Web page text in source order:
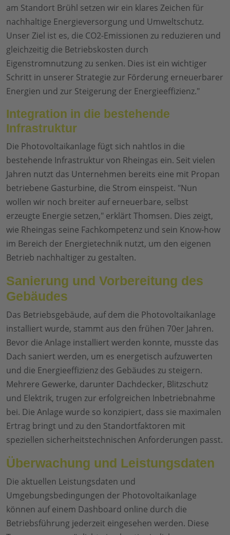
am Standort Brühl setzen wir ein klares Zeichen für
nachhaltige Energieversorgung und Umweltschutz.
Unser Ziel ist es, die CO2-Emissionen zu reduzieren und
gleichzeitig die Betriebskosten durch
Eigenstromnutzung zu senken. Dies ist ein wichtiger
Schritt in unserer Strategie zur Förderung erneuerbarer
Energien und zur Steigerung der Energieeffizienz."
Integration in die bestehende
Infrastruktur
Die Photovoltaikanlage fügt sich nahtlos in die
bestehende Infrastruktur von Rheingas ein. Seit vielen
Jahren nutzt das Unternehmen bereits eine mit Propan
betriebene Gasturbine, die Strom einspeist. "Nun
wollen wir noch breiter auf erneuerbare, selbst
erzeugte Energie setzen," erklärt Thomsen. Dies zeigt,
wie Rheingas seine Fachkompetenz und sein Know-how
im Bereich der Energietechnik nutzt, um den eigenen
Betrieb nachhaltiger zu gestalten.
Sanierung und Vorbereitung des
Gebäudes
Das Betriebsgebäude, auf dem die Photovoltaikanlage
installiert wurde, stammt aus den frühen 70er Jahren.
Bevor die Anlage installiert werden konnte, musste das
Dach saniert werden, um es energetisch aufzuwerten
und die Energieeffizienz des Gebäudes zu steigern.
Mehrere Gewerke, darunter Dachdecker, Blitzschutz
und Elektrik, trugen zur erfolgreichen Inbetriebnahme
bei. Die Anlage wurde so konzipiert, dass sie maximalen
Ertrag bringt und zu den Standortfaktoren mit
speziellen sicherheitstechnischen Anforderungen passt.
Überwachung und Leistungsdaten
Die aktuellen Leistungsdaten und
Umgebungsbedingungen der Photovoltaikanlage
können auf einem Dashboard online durch die
Betriebsführung jederzeit eingesehen werden. Diese